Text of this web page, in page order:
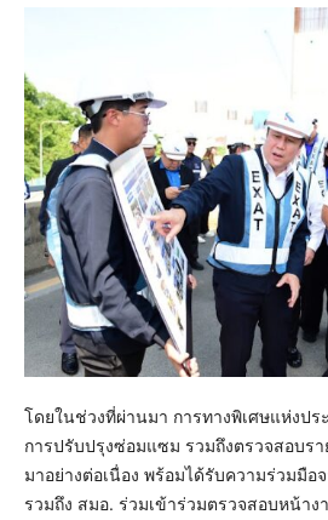
โดยในช่วงที่ผ่านมา การทางพิเศษแห่งปร
การปรับปรุงซ่อมแซม รวมถึงตรวจสอบรา
มาอย่างต่อเนื่อง พร้อมได้รับความร่วมมือ
รวมถึง สมอ. ร่วมเข้าร่วมตรวจสอบหน้าง